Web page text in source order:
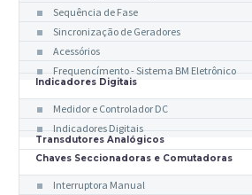
Sequência de Fase
Sincronização de Geradores
Acessórios
Frequencímento - Sistema BM Eletrônico
Indicadores Digitais
Medidor e Controlador DC
Indicadores Digitais
Transdutores Analógicos
Chaves Seccionadoras e Comutadoras
Interruptora Manual